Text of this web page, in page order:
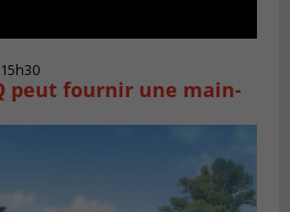
peut fournir une main-